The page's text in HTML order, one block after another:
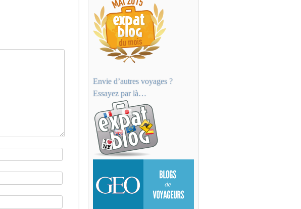
Envie d’autres voyages ?
Essayez par là…